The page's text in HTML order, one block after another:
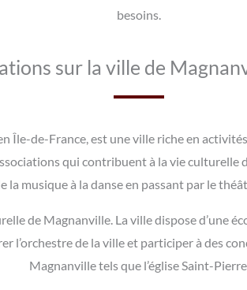
besoins.
sur la ville de
Île-de-France, est une ville riche en
qui contribuent à la vie
la musique à la danse en passant par le
de Magnanville. La ville dispose d’une
l’orchestre de la ville et participer à des
Magnanville tels que l’église Saint-